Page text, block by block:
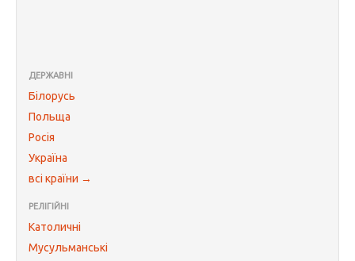
ДЕРЖАВНІ
Білорусь
Польща
Росія
Україна
всі країни →
РЕЛІГІЙНІ
Католичні
Мусульманські